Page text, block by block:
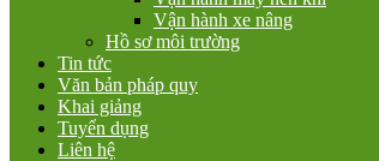
Vận hành xe nâng
Hồ sơ môi trường
Tin tức
Văn bản pháp quy
Khai giảng
Tuyển dụng
Liên hệ